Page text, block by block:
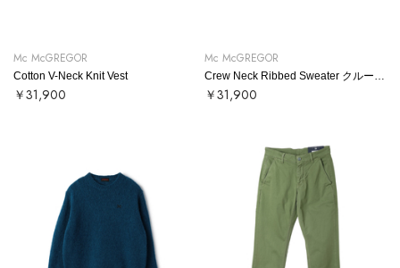
Mc McGREGOR
Cotton V-Neck Knit Vest
￥31,900
Mc McGREGOR
Crew Neck Ribbed Sweater クルーネックリブニット
￥31,900